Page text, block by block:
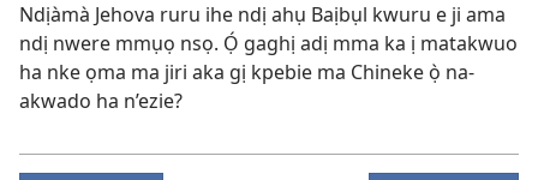
Ndịàmà Jehova ruru ihe ndị ahụ Baịbụl kwuru e ji ama
ndị nwere mmụọ nsọ. Ọ́ gaghị adị mma ka ị matakwuo
ha nke ọma ma jiri aka gị kpebie ma Chineke ọ̀ na-
akwado ha n’ezie?